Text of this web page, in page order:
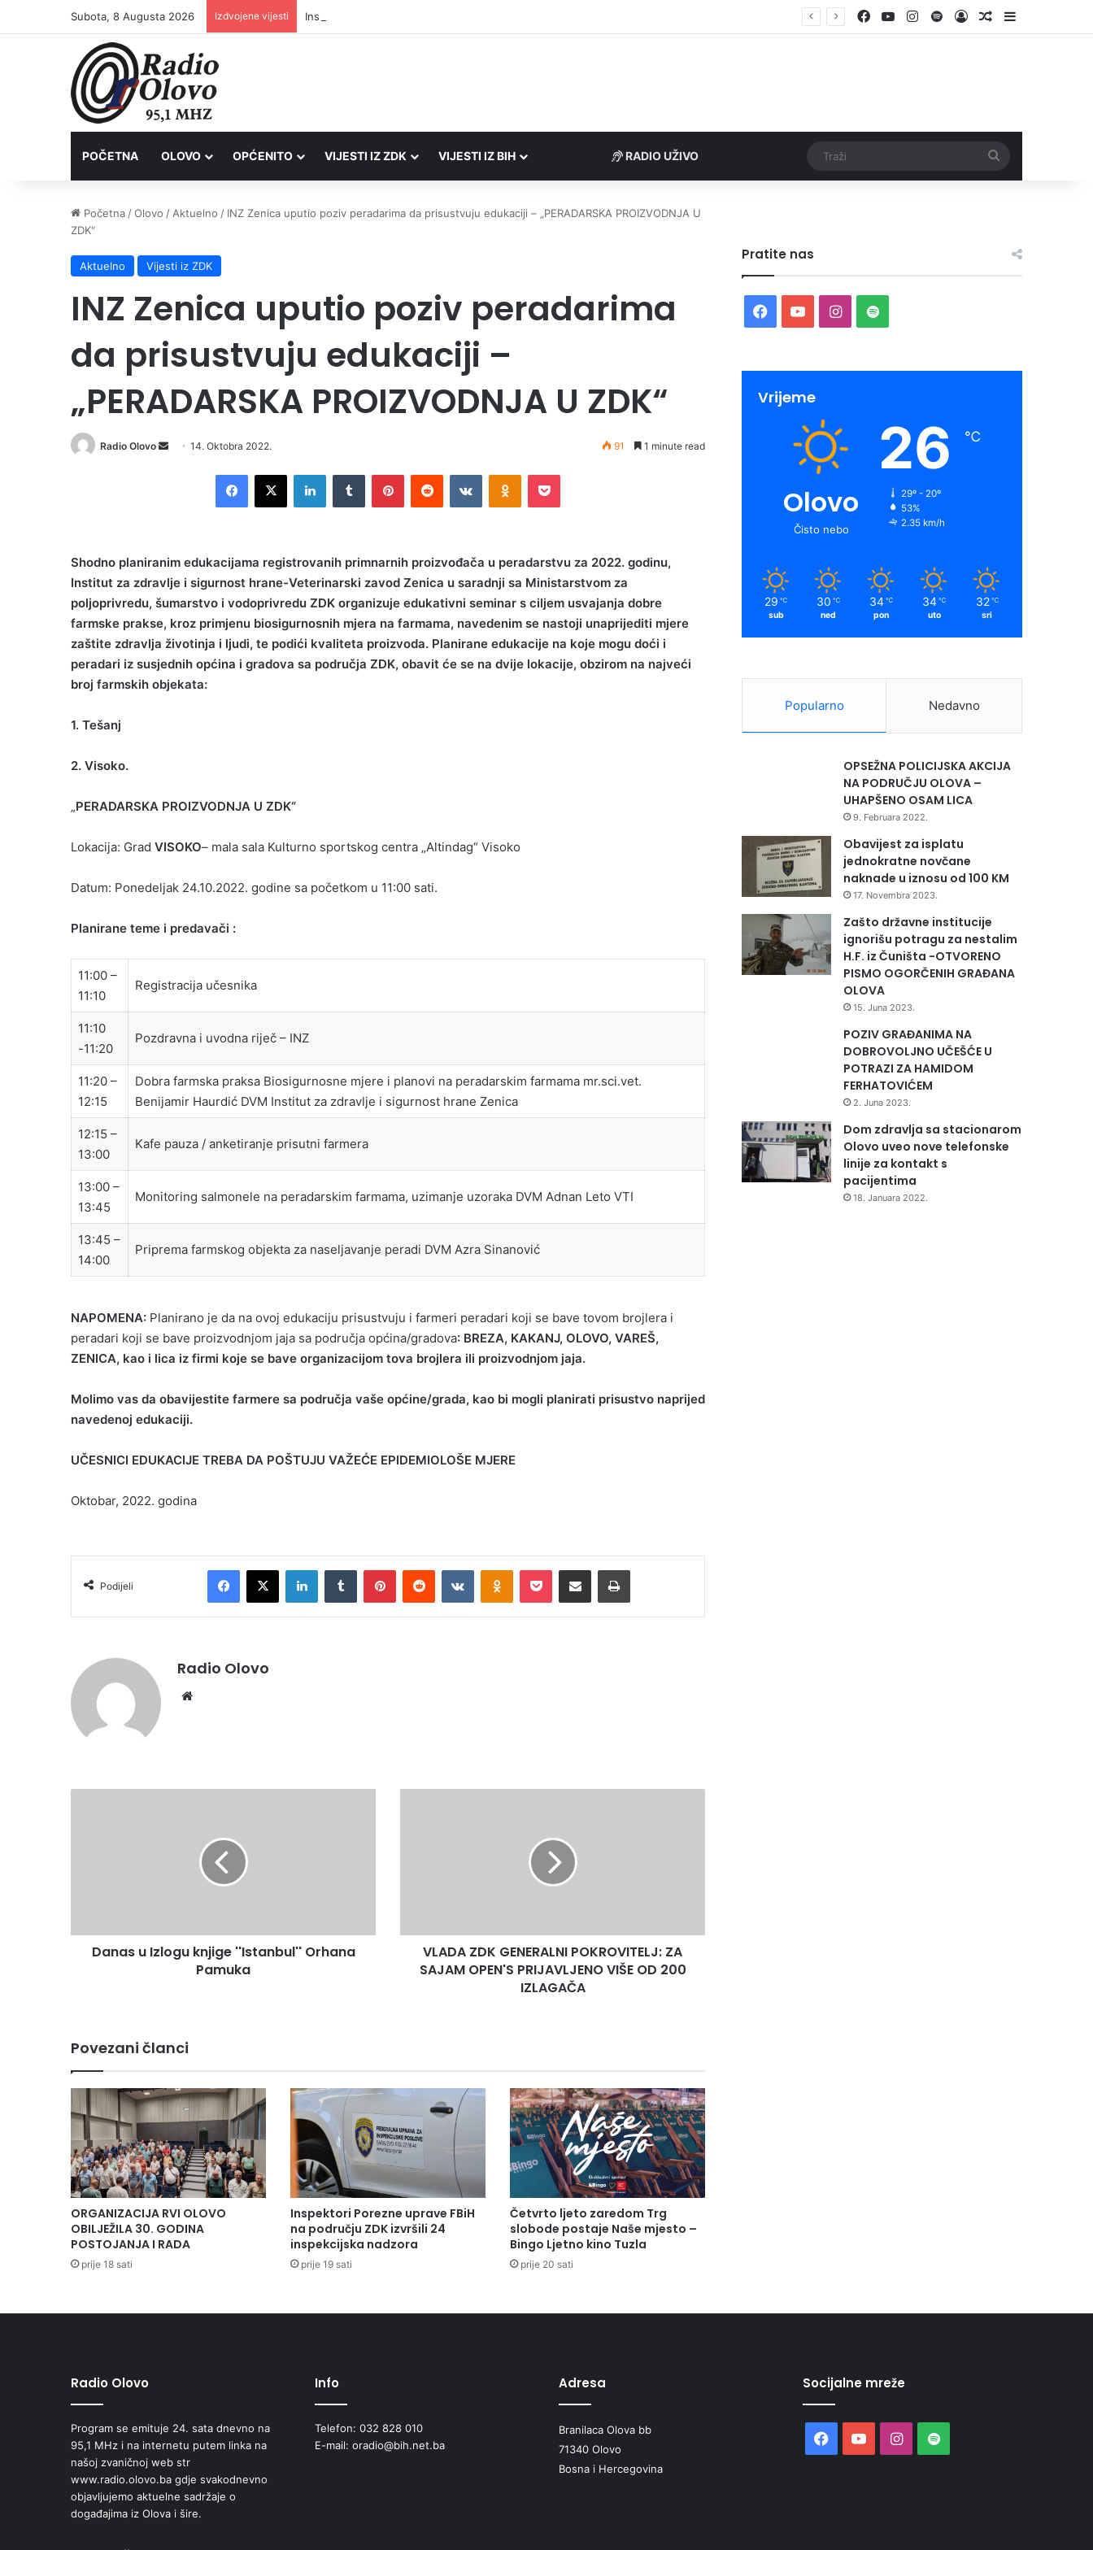
Subota, 8 Augusta 2026 Izdvojene vijesti Inspektori Porezne uprave FBiH na području ZDK izvršili 24 inspekcijska nadzora Facebook
YouTubeInstagram
SpotifyLog InRandom Article
Sidebar
POČETNA OLOVO OPĆENITO VIJESTI IZ ZDK VIJESTI IZ BIH RADIO UŽIVO
Početna /Olovo / Aktuelno / INZ Zenica uputio poziv peradarima da prisustvuju edukaciji – „PERADARSKA PROIZVODNJA U
ZDK“
Aktuelno Vijesti iz ZDK
INZ Zenica uputio poziv peradarima
da prisustvuju edukaciji –
„PERADARSKA PROIZVODNJA U ZDK“
Radio Olovo
Send14. Oktobra 2022. 91 1 minute read
Facebook
X LinkedInTumblr PinterestReddit VKontakteOdnoklassniki
Pocket
Shodno planiranim edukacijama registrovanih primnarnih proizvođača u peradarstvu za 2022. godinu,
Institut za zdravlje i sigurnost hrane-Veterinarski zavod Zenica u saradnji sa Ministarstvom za
poljoprivredu, šumarstvo i vodoprivredu ZDK organizuje edukativni seminar s ciljem usvajanja dobre
farmske prakse, kroz primjenu biosigurnosnih mjera na farmama, navedenim se nastoji unaprijediti mjere
zaštite zdravlja životinja i ljudi, te podići kvaliteta proizvoda. Planirane edukacije na koje mogu doći i
peradari iz susjednih općina i gradova sa područja ZDK, obavit će se na dvije lokacije, obzirom na najveći
broj farmskih objekata:
1. Tešanj
2. Visoko.
„PERADARSKA PROIZVODNJA U ZDK“
Lokacija: Grad VISOKO– mala sala Kulturno sportskog centra „Altindag“ Visoko
Datum: Ponedeljak 24.10.2022. godine sa početkom u 11:00 sati.
Planirane teme i predavači :
11:00 –
11:10
Registracija učesnika
11:10
-11:20
Pozdravna i uvodna riječ – INZ
11:20 –
12:15
Dobra farmska praksa Biosigurnosne mjere i planovi na peradarskim farmama mr.sci.vet.
Benijamir Haurdić DVM Institut za zdravlje i sigurnost hrane Zenica
12:15 –
13:00
Kafe pauza / anketiranje prisutni farmera
13:00 –
13:45
Monitoring salmonele na peradarskim farmama, uzimanje uzoraka DVM Adnan Leto VTI
13:45 –
14:00
Priprema farmskog objekta za naseljavanje peradi DVM Azra Sinanović
NAPOMENA: Planirano je da na ovoj edukaciju prisustvuju i farmeri peradari koji se bave tovom brojlera i
peradari koji se bave proizvodnjom jaja sa područja općina/gradova: BREZA, KAKANJ, OLOVO, VAREŠ,
ZENICA, kao i lica iz firmi koje se bave organizacijom tova brojlera ili proizvodnjom jaja.
Molimo vas da obavijestite farmere sa područja vaše općine/grada, kao bi mogli planirati prisustvo naprijed
navedenoj edukaciji.
UČESNICI EDUKACIJE TREBA DA POŠTUJU VAŽEĆE EPIDEMIOLOŠE MJERE
Oktobar, 2022. godina
Podijeli
Facebook
X LinkedInTumblr PinterestReddit VKontakteOdnoklassniki
Pocket Podijeli putem Emaila Print
Radio Olovo
Danas u Izlogu knjige ''Istanbul'' Orhana
Pamuka
VIŠE
VLADA ZDK GENERALNI POKROVITELJ: ZA
SAJAM OPEN'S PRIJAVLJENO VIŠE OD 200
IZLAGAČA
Povezani članci
ORGANIZACIJA RVI OLOVO
OBILJEŽILA 30. GODINA
POSTOJANJA I RADA
prije 18 sati
Inspektori Porezne uprave FBiH
na području ZDK izvršili 24
inspekcijska nadzora
prije 19 sati
Četvrto ljeto zaredom Trg
slobode postaje Naše mjesto –
Bingo Ljetno kino Tuzla
prije 20 sati
Pratite nas
Facebook
YouTubeInstagram
Spotify
Vrijeme
Olovo
Čisto nebo
26 ℃
29º - 20º
53%
2.35 km/h
29 ℃
sub
30 ℃
ned
34 ℃
pon
34 ℃
uto
32 ℃
sri
Popularno Nedavno
OPSEŽNA POLICIJSKA AKCIJA
NA PODRUČJU OLOVA –
UHAPŠENO OSAM LICA
9. Februara 2022.
Obavijest za isplatu
jednokratne novčane
naknade u iznosu od 100 KM
17. Novembra 2023.
Zašto državne institucije
ignorišu potragu za nestalim
H.F. iz Čuništa -OTVORENO
PISMO OGORČENIH GRAĐANA
OLOVA
15. Juna 2023.
POZIV GRAĐANIMA NA
DOBROVOLJNO UČEŠĆE U
POTRAZI ZA HAMIDOM
FERHATOVIĆEM
2. Juna 2023.
Dom zdravlja sa stacionarom
Olovo uveo nove telefonske
linije za kontakt s
pacijentima
18. Januara 2022.
Radio Olovo
Program se emituje 24. sata dnevno na
95,1 MHz i na internetu putem linka na
našoj zvaničnoj web str
www.radio.olovo.ba gdje svakodnevno
objavljujemo aktuelne sadržaje o
događajima iz Olova i šire.
Info
Telefon: 032 828 010
E-mail: oradio@bih.net.ba
Adresa
Branilaca Olova bb
71340 Olovo
Bosna i Hercegovina
Socijalne mreže
Facebook
YouTubeInstagram
Spotify